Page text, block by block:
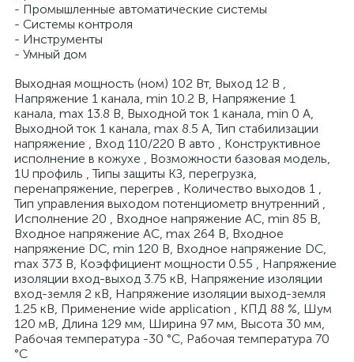
- Промышленные автоматические системы
- Системы контроля
- Инструменты
- Умный дом
Выходная мощность (ном) 102 Вт, Выход 12 В ,
Напряжение 1 канала, min 10.2 В, Напряжение 1
канала, max 13.8 В, Выходной ток 1 канала, min 0 А,
Выходной ток 1 канала, max 8.5 А, Тип стабилизации
напряжение , Вход 110/220 В авто , Конструктивное
исполнение в кожухе , Возможности базовая модель,
1U профиль , Типы защиты КЗ, перегрузка,
перенапряжение, перегрев , Количество выходов 1 ,
Тип управления выходом потенциометр внутренний ,
Исполнение 20 , Входное напряжение AC, min 85 В,
Входное напряжение AC, max 264 В, Входное
напряжение DC, min 120 В, Входное напряжение DC,
max 373 В, Коэффициент мощности 0.55 , Напряжение
изоляции вход-выход 3.75 кВ, Напряжение изоляции
вход-земля 2 кВ, Напряжение изоляции выход-земля
1.25 кВ, Применение wide application , КПД 88 %, Шум
120 мВ, Длина 129 мм, Ширина 97 мм, Высота 30 мм,
Рабочая температура -30 °C, Рабочая температура 70
°C